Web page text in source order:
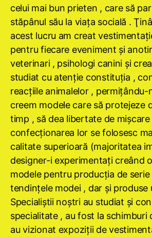
celui mai bun prieten , care să
stăpânul său la viaţa socială .
acest lucru am creat
pentru fiecare eveniment şi
veterinari , psihologi canini şi
studiat cu atenţie constituţia ,
reacţiile animalelor , permiţându-
creem modele care să protejeze
timp , să dea libertate de mişcare
confecţionarea lor se folosesc
calitate superioară (majoritatea
designer-i experimentaţi creând
modele pentru producţia de serie
tendinţele modei , dar şi produse
Specialiştii noştri au studiat şi
specialitate , au fost la schimburi
au vizionat expoziţii de